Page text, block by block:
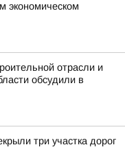
экономическом
отрасли и
обсудили в
три участка дорог